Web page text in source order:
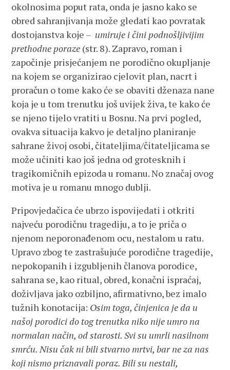
okolnosima poput rata, onda je jasno kako se
obred sahranjivanja može gledati kao povratak
dostojanstva koje – umiruje i čini podnošljivijim
prethodne poraze (str. 8). Zapravo, roman i
započinje prisjećanjem ne porodično okupljanje
na kojem se organizirao cjelovit plan, nacrt i
proračun o tome kako će se obaviti dženaza nane
koja je u tom trenutku još uvijek živa, te kako će
se njeno tijelo vratiti u Bosnu. Na prvi pogled,
ovakva situacija kakvo je detaljno planiranje
sahrane živoj osobi, čitateljima/čitateljicama se
može učiniti kao još jedna od grotesknih i
tragikomičnih epizoda u romanu. No značaj ovog
motiva je u romanu mnogo dublji.
Pripovjedačica će ubrzo ispovijedati i otkriti
najveću porodičnu tragediju, a to je priča o
njenom neporonađenom ocu, nestalom u ratu.
Upravo zbog te zastrašujuće porodične tragedije,
nepokopanih i izgubljenih članova porodice,
sahrana se, kao ritual, obred, konačni ispraćaj,
doživljava jako ozbiljno, afirmativno, bez imalo
tužnih konotacija: Osim toga, činjenica je da u
našoj porodici do tog trenutka niko nije umro na
normalan način, od starosti. Svi su umrli nasilnom
smrću. Nisu čak ni bili stvarno mrtvi, bar ne za nas
koji nismo priznavali poraz. Bili su nestali,